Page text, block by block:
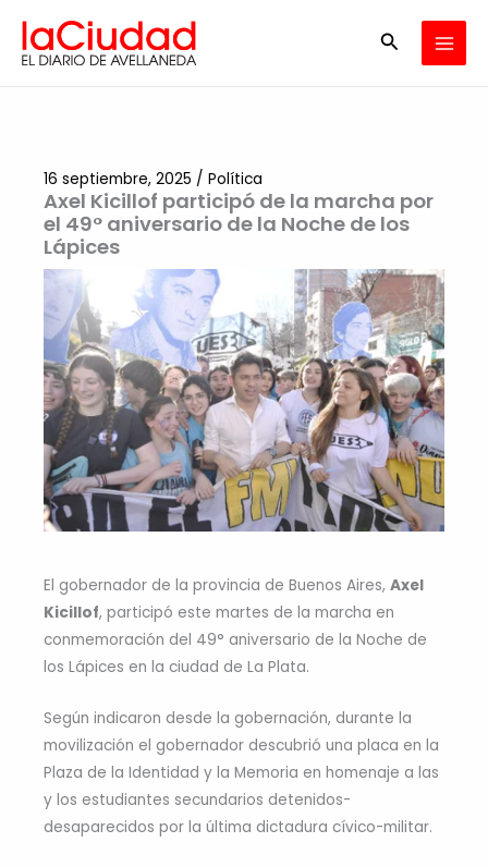
contenido
Buscar
Axel Kicillof participó de la marcha por
el 49° aniversario de la Noche de los
Lápices
16 septiembre, 2025 / Política
El gobernador de la provincia de Buenos Aires, Axel
Kicillof, participó este martes de la marcha en
conmemoración del 49° aniversario de la Noche de
los Lápices en la ciudad de La Plata.
Según indicaron desde la gobernación, durante la
movilización el gobernador descubrió una placa en la
Plaza de la Identidad y la Memoria en homenaje a las
y los estudiantes secundarios detenidos-
desaparecidos por la última dictadura cívico-militar.